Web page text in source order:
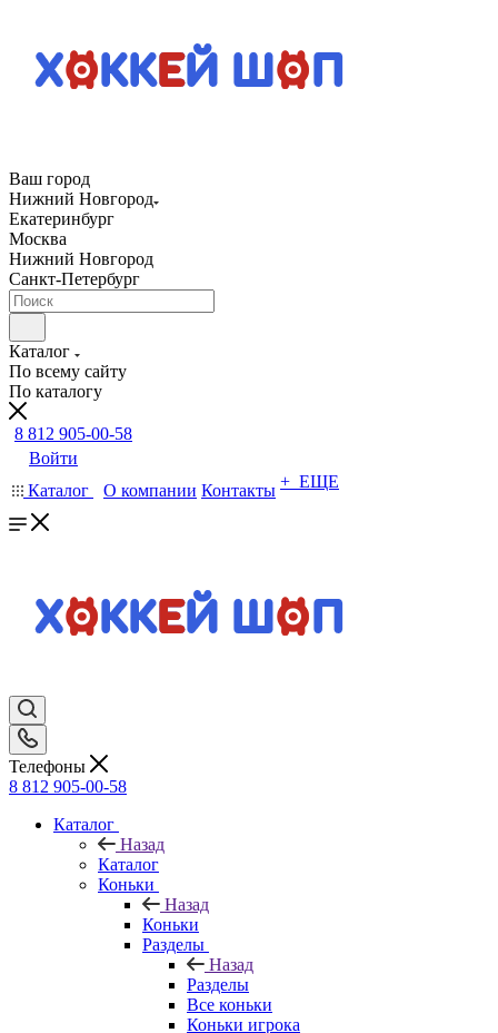
Ваш город
Нижний Новгород
Екатеринбург
Москва
Нижний Новгород
Санкт-Петербург
Каталог
По всему сайту
По каталогу
8 812 905-00-58
Войти
Каталог
О компании Контакты + ЕЩЕ
Телефоны
8 812 905-00-58
Каталог
Назад
Каталог
Коньки
Назад
Коньки
Разделы
Назад
Разделы
Все коньки
Коньки игрока